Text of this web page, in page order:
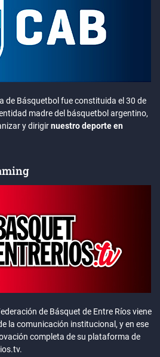
de Básquetbol fue constituida el 30 de
madre del básquetbol argentino,
y dirigirnuestro deporte en
de Básquet de Entre Ríos viene
la comunicación institucional, y en ese
completa de su plataforma de